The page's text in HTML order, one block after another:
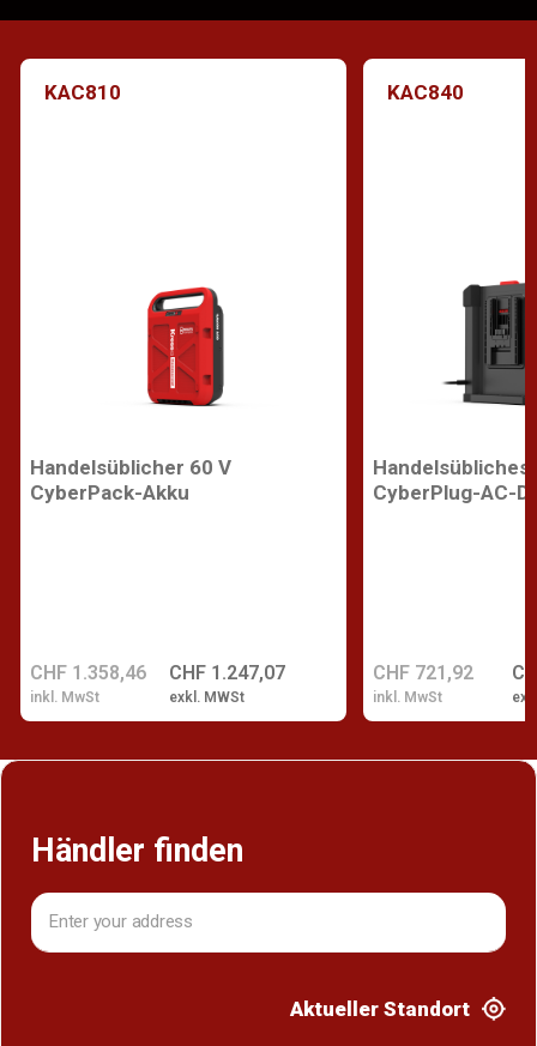
KAC810
Handelsüblicher 60 V
CyberPack-Akku
CHF 1.247,07
exkl. MWSt
CHF 1.358,46
inkl. MwSt
KAC840
Handelsübliches
CyberPlug-AC-
CHF 721,92
inkl. MwSt
Händler finden
Aktueller Standort